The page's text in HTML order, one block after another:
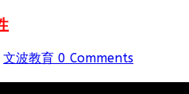
文波教育 0 Comments